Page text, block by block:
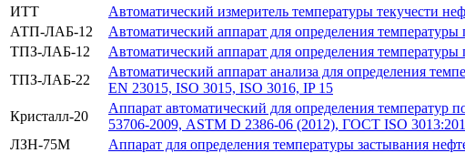
ИТТ
Автоматический измеритель температуры текучести
АТП-ЛАБ-12
Автоматический аппарат для определения
ТПЗ-ЛАБ-12
Автоматический аппарат для определения
ТПЗ-ЛАБ-22
Автоматический аппарат анализа для определения
EN 23015, ISO 3015, ISO 3016, IP 15
Кристалл-20
Аппарат автоматический для определения
53706-2009, ASTM D 2386-06 (2012), ГОСТ ISO
ЛЗН-75М
Аппарат для определения температуры застывания